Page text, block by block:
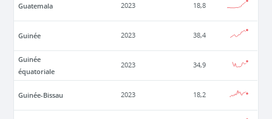
Guatemala 2023 18,8
Guinée 2023 38,4
Guinée
équatoriale
2023 34,9
Guinée-Bissau 2023 18,2